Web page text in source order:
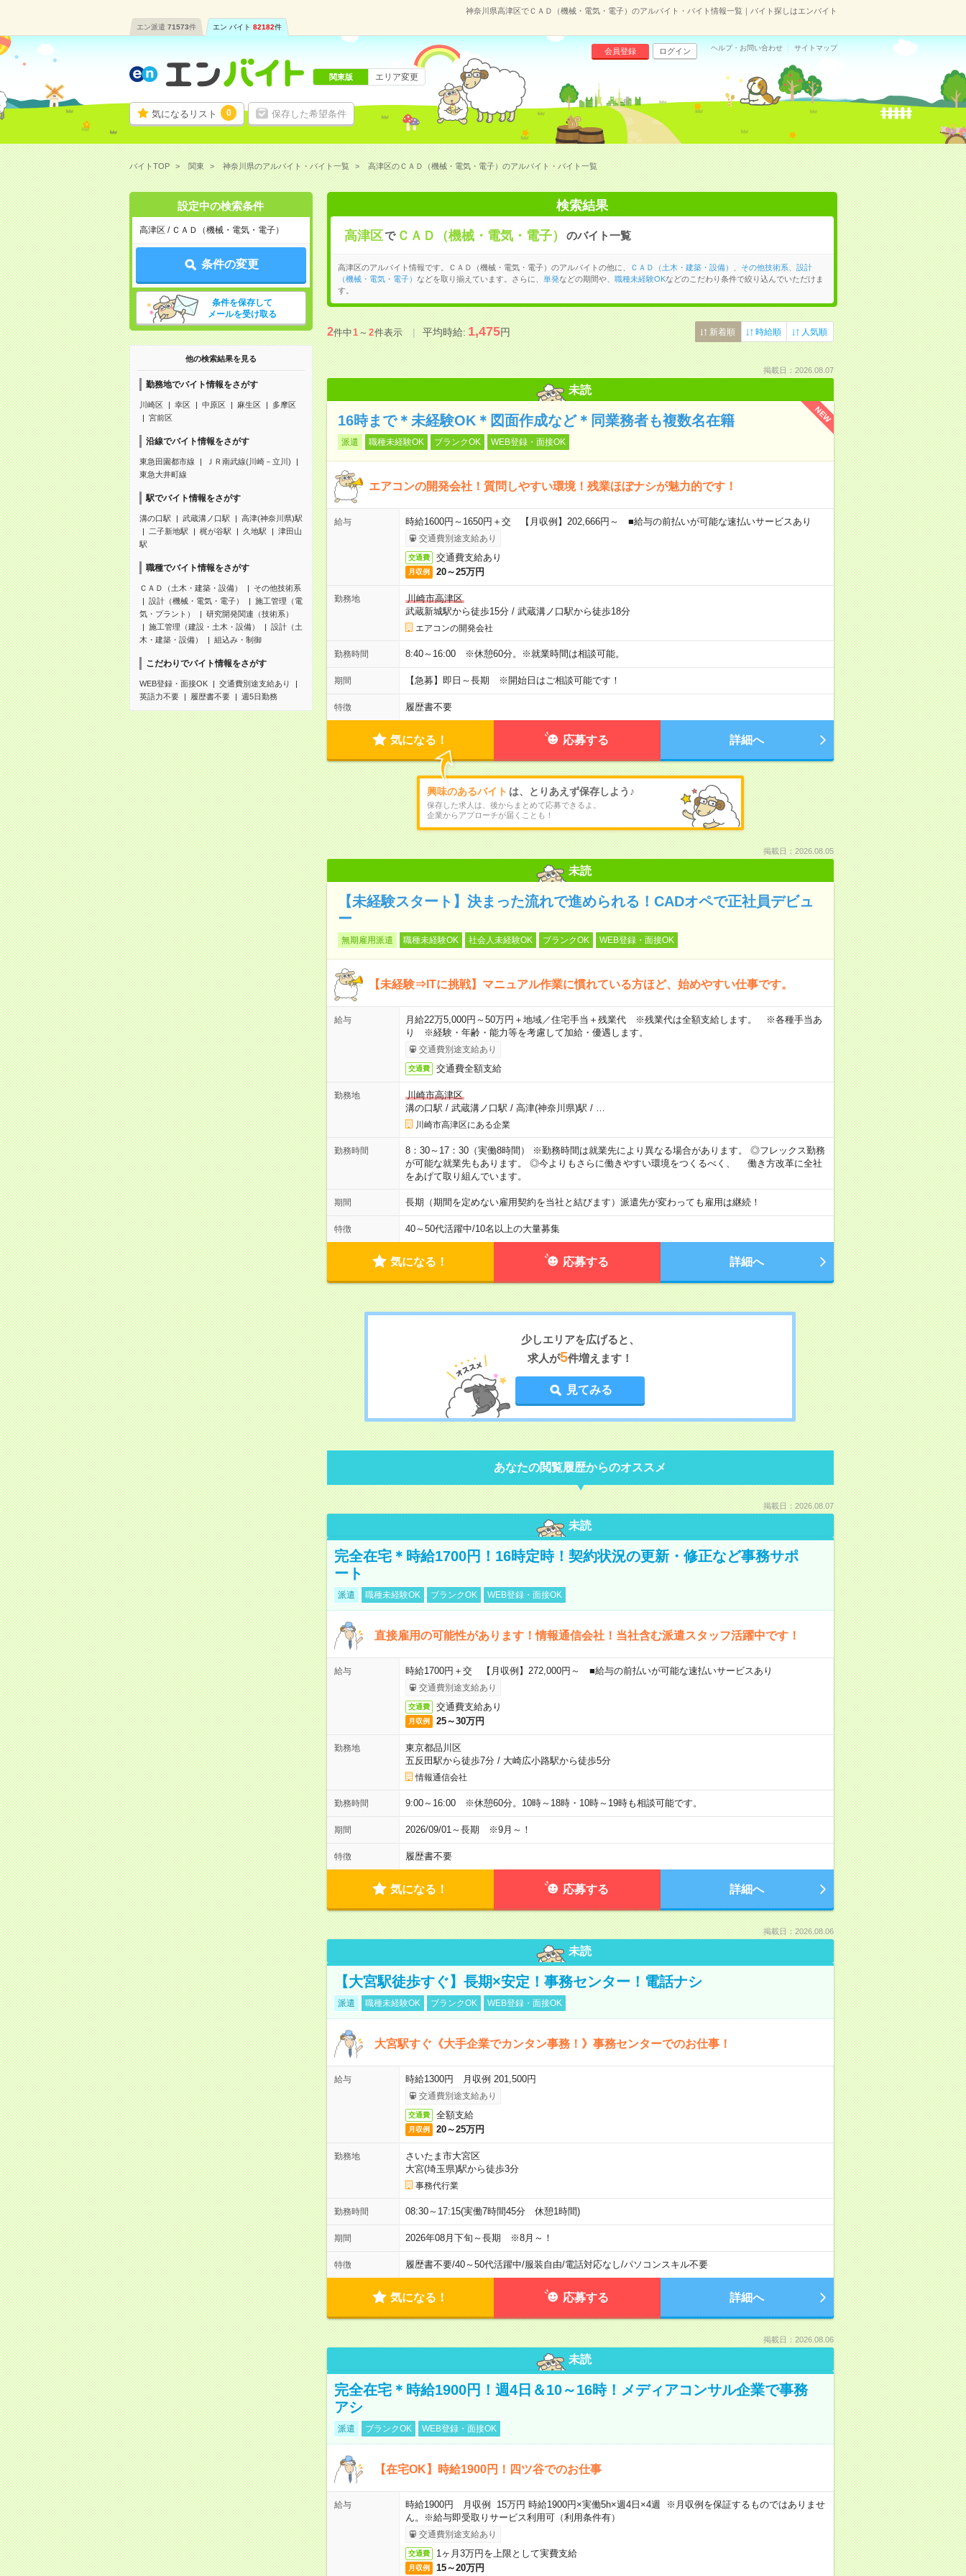
神奈川県高津区でＣＡＤ（機械・電気・電子）のアルバイト・バイト情報一覧｜バイト探しはエンバイト
エン派遣 71573件 エン バイト 82182件
気になるリスト 0 保存した希望条件
会員登録 ログイン ヘルプ・お問い合わせ サイトマップ
関東版 エリア変更
バイトTOP 関東 神奈川県のアルバイト・バイト一覧 高津区のＣＡＤ（機械・電気・電子）のアルバイト・バイト一覧
設定中の検索条件
高津区 / ＣＡＤ（機械・電気・電子）
条件の変更
条件を保存して
メールを受け取る
他の検索結果を見る
勤務地でバイト情報をさがす
川崎区 幸区 中原区 麻生区
多摩区
宮前区
沿線でバイト情報をさがす
東急田園都市線
ＪＲ南武線(川崎－立川)
東急大井町線
駅でバイト情報をさがす
溝の口駅 武蔵溝ノ口駅
高津(神奈川県)駅
二子新地駅
梶が谷駅 久地駅
津田山
駅
職種でバイト情報をさがす
ＣＡＤ（土木・建築・設備）
その他技術系
設計（機械・電気・電子）
施工管理（電
気・プラント）
研究開発関連（技術系）
施工管理（建設・土木・設備）
設計（土
木・建築・設備）
組込み・制御
こだわりでバイト情報をさがす
WEB登録・面接OK
交通費別途支給あり
英語力不要
履歴書不要 週5日勤務
検索結果
高津区で ＣＡＤ（機械・電気・電子） のバイト一覧
高津区のアルバイト情報です。ＣＡＤ（機械・電気・電子）のアルバイトの他に、 ＣＡＤ（土木・建築・設備） その他技術系
設計
（機械・電気・電子） などを取り揃えています。さらに、 単発などの期間や、 職種未経験OKなどのこだわり条件で絞り込んでいただけま
す。
2件中1～2件表示 平均時給:1,475円 新着順 時給順 人気順
掲載日：2026.08.07
未読
NEW
16時まで＊未経験OK＊図面作成など＊同業務者も複数名在籍
派遣 職種未経験OK ブランクOK WEB登録・面接OK
エアコンの開発会社！質問しやすい環境！残業ほぼナシが魅力的です！
給与 時給1600円～1650円＋交 【月収例】202,666円～ ■給与の前払いが可能な速払いサービスあり
交通費別途支給あり
交通費 交通費支給あり
月収例 20～25万円
勤務地
川崎市高津区
武蔵新城駅から徒歩15分/ 武蔵溝ノ口駅から徒歩18分
エアコンの開発会社
勤務時間 8:40～16:00 ※休憩60分。※就業時間は相談可能。
期間 【急募】即日～長期 ※開始日はご相談可能です！
特徴 履歴書不要
気になる！ 応募する 詳細へ
興味のあるバイト は、とりあえず保存しよう♪
保存した求人は、後からまとめて応募できるよ。
企業からアプローチが届くことも！
掲載日：2026.08.05
未読
【未経験スタート】決まった流れで進められる！CADオペで正社員デビュ
ー
無期雇用派遣 職種未経験OK 社会人未経験OK ブランクOK WEB登録・面接OK
【未経験⇒ITに挑戦】マニュアル作業に慣れている方ほど、始めやすい仕事です。
給与
月給22万5,000円～50万円＋地域／住宅手当＋残業代 ※残業代は全額支給します。 ※各種手当あ
り ※経験・年齢・能力等を考慮して加給・優遇します。
交通費別途支給あり
交通費 交通費全額支給
勤務地
川崎市高津区
溝の口駅 / 武蔵溝ノ口駅 / 高津(神奈川県)駅 /
川崎市高津区にある企業
勤務時間
8：30～17：30（実働8時間） ※勤務時間は就業先により異なる場合があります。 ◎フレックス勤務
が可能な就業先もあります。 ◎今よりもさらに働きやすい環境をつくるべく、 働き方改革に全社
をあげて取り組んでいます。
期間 長期（期間を定めない雇用契約を当社と結びます）派遣先が変わっても雇用は継続！
特徴 40～50代活躍中/10名以上の大量募集
気になる！ 応募する 詳細へ
少しエリアを広げると、
求人が5件増えます！
見てみる
あなたの閲覧履歴からのオススメ
掲載日：2026.08.07
未読
完全在宅＊時給1700円！16時定時！契約状況の更新・修正など事務サポ
ート
派遣 職種未経験OK ブランクOK WEB登録・面接OK
直接雇用の可能性があります！情報通信会社！当社含む派遣スタッフ活躍中です！
給与 時給1700円＋交 【月収例】272,000円～ ■給与の前払いが可能な速払いサービスあり
交通費別途支給あり
交通費 交通費支給あり
月収例 25～30万円
勤務地
東京都品川区
五反田駅から徒歩7分/ 大崎広小路駅から徒歩5分
情報通信会社
勤務時間 9:00～16:00 ※休憩60分。10時～18時・10時～19時も相談可能です。
期間 2026/09/01～長期 ※9月～！
特徴 履歴書不要
気になる！ 応募する 詳細へ
掲載日：2026.08.06
未読
【大宮駅徒歩すぐ】長期×安定！事務センター！電話ナシ
派遣 職種未経験OK ブランクOK WEB登録・面接OK
大宮駅すぐ《大手企業でカンタン事務！》事務センターでのお仕事！
給与 時給1300円 月収例 201,500円
交通費別途支給あり
交通費 全額支給
月収例 20～25万円
勤務地
さいたま市大宮区
大宮(埼玉県)駅から徒歩3分
事務代行業
勤務時間 08:30～17:15(実働7時間45分 休憩1時間)
期間 2026年08月下旬～長期 ※8月～！
特徴 履歴書不要/40～50代活躍中/服装自由/電話対応なし/パソコンスキル不要
気になる！ 応募する 詳細へ
掲載日：2026.08.06
未読
完全在宅＊時給1900円！週4日＆10～16時！メディアコンサル企業で事務
アシ
派遣 ブランクOK WEB登録・面接OK
【在宅OK】時給1900円！四ツ谷でのお仕事
給与
時給1900円 月収例 15万円 時給1900円×実働5h×週4日×4週 ※月収例を保証するものではありませ
ん。※給与即受取りサービス利用可（利用条件有）
交通費別途支給あり
交通費 1ヶ月3万円を上限として実費支給
月収例 15～20万円